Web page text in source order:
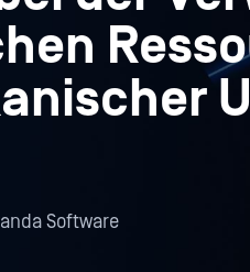
Software